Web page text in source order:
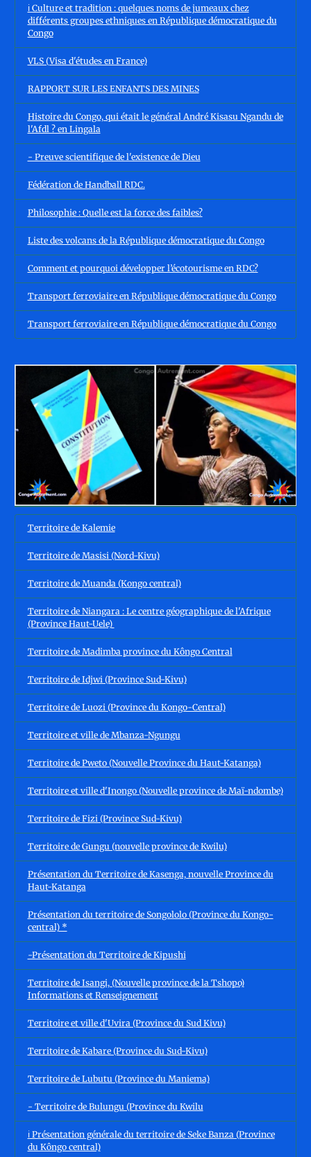
ℹ️ Culture et tradition : quelques noms de jumeaux chez
différents groupes ethniques en République démocratique du
Congo
VLS (Visa d'études en France)
RAPPORT SUR LES ENFANTS DES MINES
Histoire du Congo, qui était le général André Kisasu Ngandu de
l'Afdl ? en Lingala
- Preuve scientifique de l'existence de Dieu
Fédération de Handball RDC.
Philosophie : Quelle est la force des faibles?
Liste des volcans de la République démocratique du Congo
Comment et pourquoi développer l’écotourisme en RDC?
Transport ferroviaire en République démocratique du Congo
Transport ferroviaire en République démocratique du Congo
Territoire de Kalemie
Territoire de Masisi (Nord-Kivu)
Territoire de Muanda (Kongo central)
Territoire de Niangara : Le centre géographique de l'Afrique
(Province Haut-Uele)
Territoire de Madimba province du Kôngo Central
Territoire de Idjwi (Province Sud-Kivu)
Territoire de Luozi (Province du Kongo-Central)
Territoire et ville de Mbanza-Ngungu
Territoire de Pweto (Nouvelle Province du Haut-Katanga)
Territoire et ville d'Inongo (Nouvelle province de Maï-ndombe)
Territoire de Fizi (Province Sud-Kivu)
Territoire de Gungu (nouvelle province de Kwilu)
Présentation du Territoire de Kasenga, nouvelle Province du
Haut-Katanga
Présentation du territoire de Songololo (Province du Kongo-
central) *
-Présentation du Territoire de Kipushi
Territoire de Isangi, (Nouvelle province de la Tshopo)
Informations et Renseignement
Territoire et ville d'Uvira (Province du Sud Kivu)
Territoire de Kabare (Province du Sud-Kivu)
Territoire de Lubutu (Province du Maniema)
- Territoire de Bulungu (Province du Kwilu
ℹ️ Présentation générale du territoire de Seke Banza (Province
du Kôngo central)